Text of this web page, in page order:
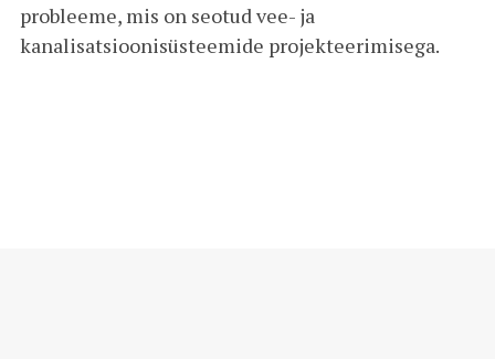
probleeme, mis on seotud vee- ja
kanalisatsioonisüsteemide projekteerimisega.